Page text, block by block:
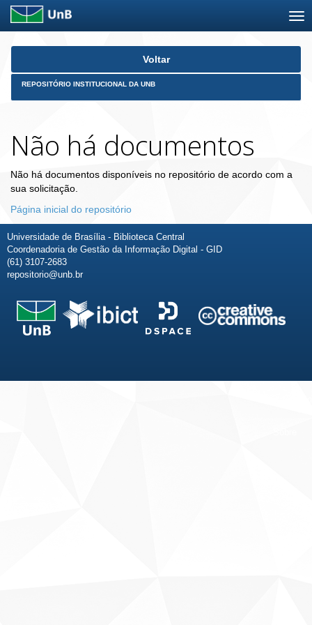
Skip
Voltar
REPOSITÓRIO INSTITUCIONAL DA UNB
Não há documentos
Não há documentos disponíveis no repositório de acordo com a
sua solicitação.
Página inicial do repositório
Universidade de Brasília - Biblioteca Central
Coordenadoria de Gestão da Informação Digital - GID
(61) 3107-2683
repositorio@unb.br